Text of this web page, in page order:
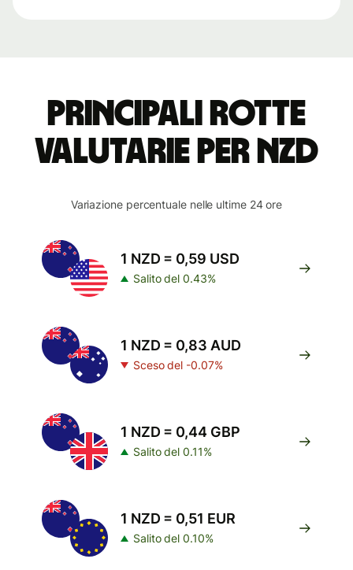
Principali rotte
valutarie per NZD
Variazione percentuale nelle ultime 24 ore
1 NZD = 0,59 USD
Salito del 0.43%
1 NZD = 0,83 AUD
Sceso del -0.07%
1 NZD = 0,44 GBP
Salito del 0.11%
1 NZD = 0,51 EUR
Salito del 0.10%